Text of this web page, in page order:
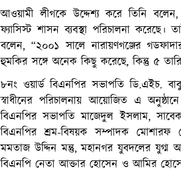
আওয়ামী লীগকে উদ্দেশ্য করে তিনি
ফ্যাসিস্ট শাসন ব্যবস্থা পরিচালনা
বলেন, “২০০১ সালে নারায়ণগঞ্জের
হুমকির সঙ্গে অনেক কিছু করেছে, কিন্তু ৫
৮নং ওয়ার্ড বিএনপির সভাপতি ডি.এইচ.
স্বাধীনের পরিচালনায় আয়োজিত এ
বিএনপির সভাপতি মাজেদুল ইসলাম,
বিএনপির শ্রম-বিষয়ক সম্পাদক মোশারফ
মমতাজ উদ্দিন মন্তু, মহানগর যুবদলের
বিএনপি নেতা আক্তার হোসেন ও আমির